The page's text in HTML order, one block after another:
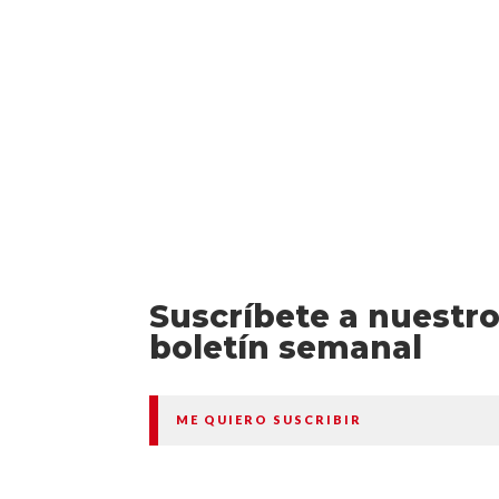
Suscríbete a
boletín semanal
ME QUIERO SUSCRIBIR